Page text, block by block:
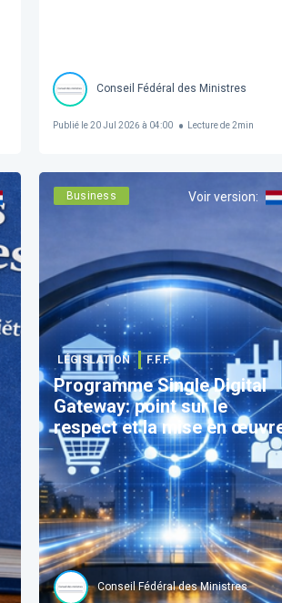
Conseil Fédéral des Ministres
Publié le20 Jul 2026 à 04:00 Lecture de 2min
Business Voir version:
LÉGISLATION F.F.F.
Programme Single Digital
Gateway: point sur le
respect et la mise en
Conseil Fédéral des Ministres